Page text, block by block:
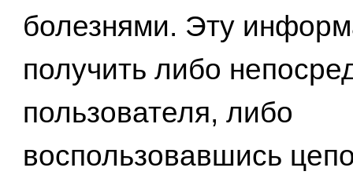
болезнями. Эту
получить либо
пользователя, либо
воспользовавшись